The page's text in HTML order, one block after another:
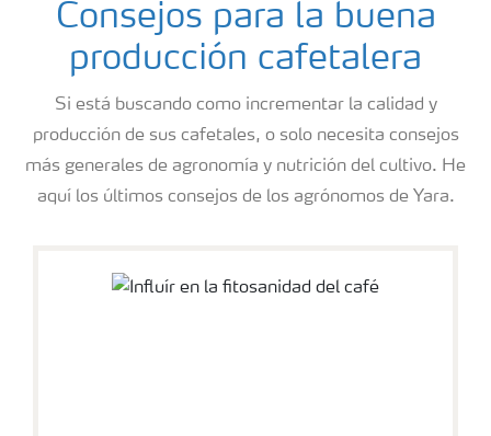
Consejos para la buena
producción cafetalera
Si está buscando como incrementar la calidad y
producción de sus cafetales, o solo necesita consejos
más generales de agronomía y nutrición del cultivo. He
aquí los últimos consejos de los agrónomos de Yara.